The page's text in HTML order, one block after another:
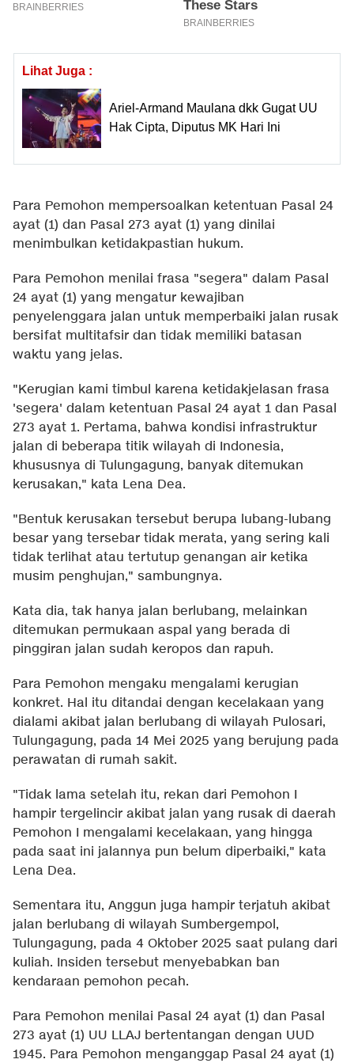
Lihat Juga :
Ariel-Armand Maulana dkk Gugat UU
Hak Cipta, Diputus MK Hari Ini
Para Pemohon mempersoalkan ketentuan Pasal 24
ayat (1) dan Pasal 273 ayat (1) yang dinilai
menimbulkan ketidakpastian hukum.
Para Pemohon menilai frasa "segera" dalam Pasal
24 ayat (1) yang mengatur kewajiban
penyelenggara jalan untuk memperbaiki jalan rusak
bersifat multitafsir dan tidak memiliki batasan
waktu yang jelas.
"Kerugian kami timbul karena ketidakjelasan frasa
'segera' dalam ketentuan Pasal 24 ayat 1 dan Pasal
273 ayat 1. Pertama, bahwa kondisi infrastruktur
jalan di beberapa titik wilayah di Indonesia,
khususnya di Tulungagung, banyak ditemukan
kerusakan," kata Lena Dea.
"Bentuk kerusakan tersebut berupa lubang-lubang
besar yang tersebar tidak merata, yang sering kali
tidak terlihat atau tertutup genangan air ketika
musim penghujan," sambungnya.
Kata dia, tak hanya jalan berlubang, melainkan
ditemukan permukaan aspal yang berada di
pinggiran jalan sudah keropos dan rapuh.
Para Pemohon mengaku mengalami kerugian
konkret. Hal itu ditandai dengan kecelakaan yang
dialami akibat jalan berlubang di wilayah Pulosari,
Tulungagung, pada 14 Mei 2025 yang berujung pada
perawatan di rumah sakit.
"Tidak lama setelah itu, rekan dari Pemohon I
hampir tergelincir akibat jalan yang rusak di daerah
Pemohon I mengalami kecelakaan, yang hingga
pada saat ini jalannya pun belum diperbaiki," kata
Lena Dea.
Sementara itu, Anggun juga hampir terjatuh akibat
jalan berlubang di wilayah Sumbergempol,
Tulungagung, pada 4 Oktober 2025 saat pulang dari
kuliah. Insiden tersebut menyebabkan ban
kendaraan pemohon pecah.
Para Pemohon menilai Pasal 24 ayat (1) dan Pasal
273 ayat (1) UU LLAJ bertentangan dengan UUD
1945. Para Pemohon menganggap Pasal 24 ayat (1)